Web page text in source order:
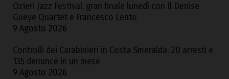
Ozieri Jazz Festival, gran finale lunedì con Il Denise
Gueye Quartet e Francesco Lento
9 Agosto 2026
Controlli dei Carabinieri in Costa Smeralda: 20 arresti e
135 denunce in un mese
9 Agosto 2026